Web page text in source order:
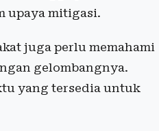
upaya mitigasi.
juga perlu memahami
gelombangnya.
yang tersedia untuk